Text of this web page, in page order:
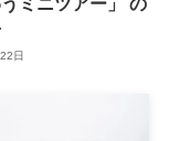
日